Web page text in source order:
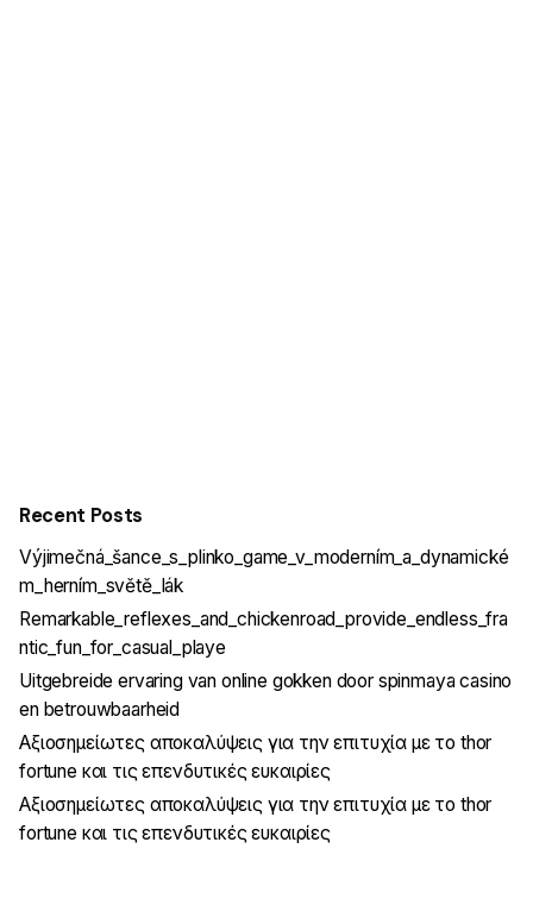
Recent Posts
Výjimečná_šance_s_plinko_game_v_moderním_a_dynamické
m_herním_světě_lák
Remarkable_reflexes_and_chickenroad_provide_endless_fra
ntic_fun_for_casual_playe
Uitgebreide ervaring van online gokken door spinmaya casino
en betrouwbaarheid
Αξιοσημείωτες αποκαλύψεις για την επιτυχία με το thor
fortune και τις επενδυτικές ευκαιρίες
Αξιοσημείωτες αποκαλύψεις για την επιτυχία με το thor
fortune και τις επενδυτικές ευκαιρίες